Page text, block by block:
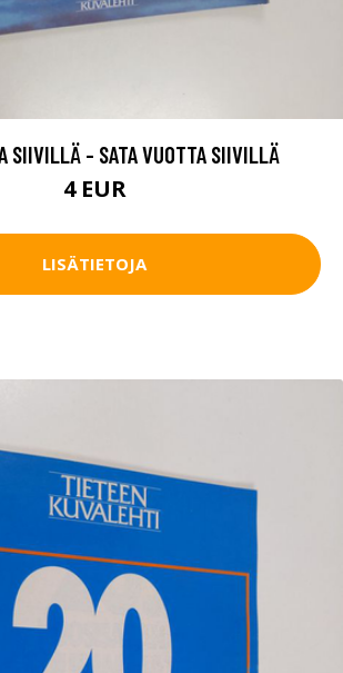
SIIVILLÄ - SATA VUOTTA SIIVILLÄ
4 EUR
LISÄTIETOJA